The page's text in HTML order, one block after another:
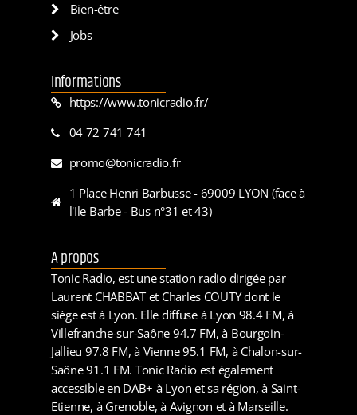
Bien-être
Jobs
Informations
https://www.tonicradio.fr/
04 72 741 741
promo@tonicradio.fr
1 Place Henri Barbusse - 69009 LYON (face à
l'Ile Barbe - Bus n°31 et 43)
A propos
Tonic Radio, est une station radio dirigée par
Laurent CHABBAT et Charles COUTY dont le
siège est à Lyon. Elle diffuse à Lyon 98.4 FM, à
Villefranche-sur-Saône 94.7 FM, à Bourgoin-
Jallieu 97.8 FM, à Vienne 95.1 FM, à Chalon-sur-
Saône 91.1 FM. Tonic Radio est également
accessible en DAB+ à Lyon et sa région, à Saint-
Etienne, à Grenoble, à Avignon et à Marseille.